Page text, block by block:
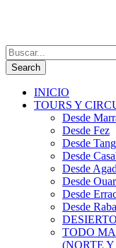
INICIO
TOURS Y
Desde
Desde Fez
Desde
Desde
Desde
Desde
Desde
Desde
TODO
(NORTE